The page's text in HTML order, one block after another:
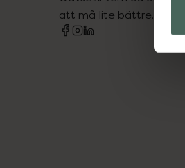
att må lite bättre.